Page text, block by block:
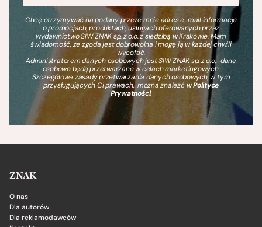
Chcę otrzymywać na podany przeze mnie adres e-mail informacje
o promocjach, produktach, usługach oferowanych przez
wydawnictwo SIW ZNAK sp. z o.o. z siedzibą w Krakowie. Mam
świadomość, że zgoda jest dobrowolna i mogę ją w każdej chwili
wycofać.
Administratorem danych osobowych jest SIW ZNAK sp. z o.o., dane
osobowe będą przetwarzane w celach marketingowych.
Szczegółowe zasady przetwarzania danych osobowych, w tym
przysługujących Ci prawach, można znaleźć wPolityce
Prywatności.
ZNAK
O nas
Dla autorów
Dla reklamodawców